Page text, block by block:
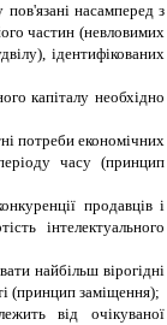
пов'язані насамперед з
частин (невловимих
ідентифікованих
капіталу необхідно
потреби економічних
часу (принцип
продавців і
інтелектуального
найбільш вірогідні
(принцип заміщення);
від очікуваної